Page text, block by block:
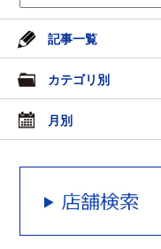
記事一覧
カテゴリ別
月別